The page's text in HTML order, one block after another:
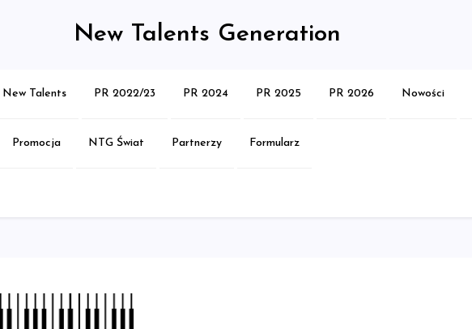
New Talents Generation
New Talents PR 2022/23 PR 2024 PR 2025 PR 2026 Nowości
Promocja NTG Świat Partnerzy Formularz